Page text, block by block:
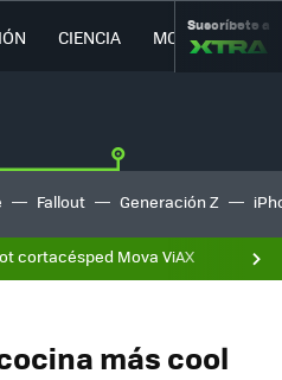
CIENCIA MOVILIDAD
Suscríbete a
Fallout Generación Z
cortacésped Mova ViAX
más cool